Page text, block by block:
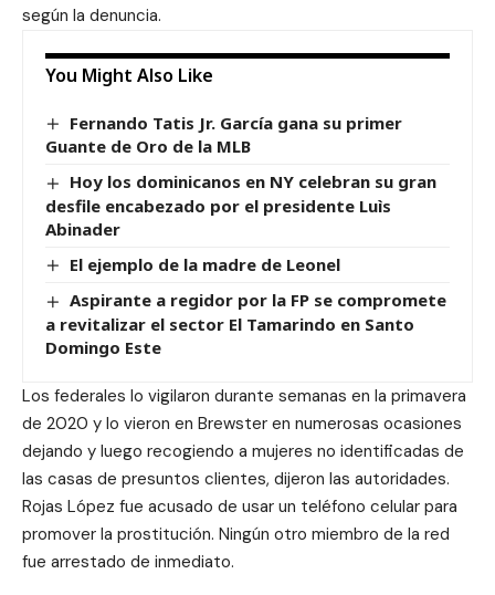
según la denuncia.
You Might Also Like
Fernando Tatis Jr. García gana su primer
Guante de Oro de la MLB
Hoy los dominicanos en NY celebran su gran
desfile encabezado por el presidente Luìs
Abinader
El ejemplo de la madre de Leonel
Aspirante a regidor por la FP se compromete
a revitalizar el sector El Tamarindo en Santo
Domingo Este
Los federales lo vigilaron durante semanas en la primavera
de 2020 y lo vieron en Brewster en numerosas ocasiones
dejando y luego recogiendo a mujeres no identificadas de
las casas de presuntos clientes, dijeron las autoridades.
Rojas López fue acusado de usar un teléfono celular para
promover la prostitución. Ningún otro miembro de la red
fue arrestado de inmediato.